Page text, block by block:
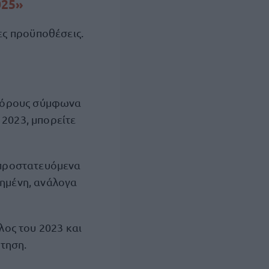
προϋποθέσεις.
σύμφωνα
μπορείτε
ανάλογα
του 2023 και